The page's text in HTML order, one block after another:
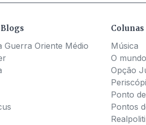
Guerra Oriente Médio
Música
O
Opção
Ponto
Pontos